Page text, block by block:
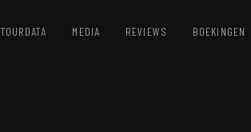
TOURDATA MEDIA REVIEWS BOEKINGEN